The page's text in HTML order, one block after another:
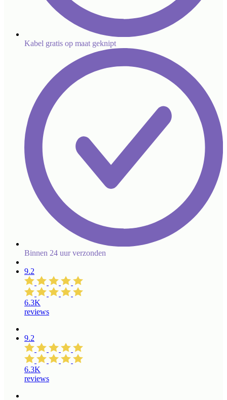
Kabel gratis op maat geknipt
Binnen 24 uur verzonden
9.2
6.3K
reviews
9.2
6.3K
reviews